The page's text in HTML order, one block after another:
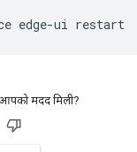
edge-ui restart
मदद मिली?